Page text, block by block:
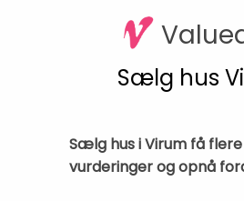
Sælg hus
Sælg hus i Virum få
vurderinger og opnå